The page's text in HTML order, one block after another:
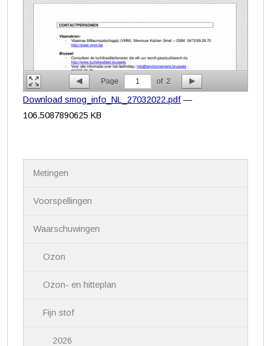
Page 1 of 2
Download smog_info_NL_27032022.pdf —
106.5087890625 KB
Metingen
Voorspellingen
Waarschuwingen
Ozon
Ozon- en hitteplan
Fijn stof
2026